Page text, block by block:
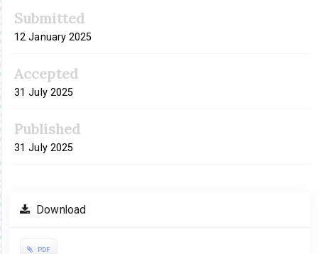
Submitted
12 January 2025
Accepted
31 July 2025
Published
31 July 2025
Download
PDF